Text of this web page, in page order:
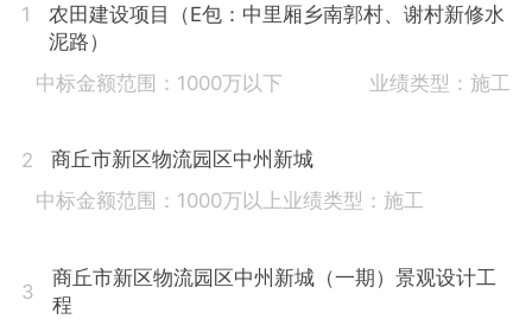
1
农田建设项目（E包：中里厢乡南郭村、谢村新修水
泥路）
中标金额范围：1000万以下
业绩类型：施工
2
商丘市新区物流园区中州新城
中标金额范围：1000万以上业绩类型：施工
3
商丘市新区物流园区中州新城（一期）景观设计工
程